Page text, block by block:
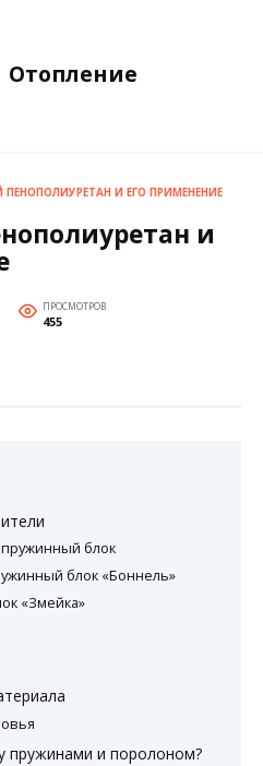
Отопление
И ЕГО ПРИМЕНЕНИЕ
и
ПРОСМОТРОВ
455
блок
блок «Боннель»
«Змейка»
пружинами и поролоном?